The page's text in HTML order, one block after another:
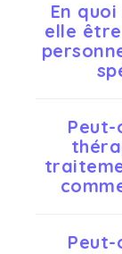
En
elle
L'art-
pour les
gérer les
qui
Tout à fait,